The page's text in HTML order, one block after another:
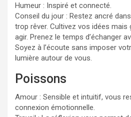
Humeur : Inspiré et connecté.
Conseil du jour : Restez ancré
trop rêver. Cultivez vos idées mais
agir. Prenez le temps d’échanger
Soyez à l’écoute sans imposer
lumière autour de vous.
Poissons
Amour : Sensible et intuitif, vous
connexion émotionnelle.